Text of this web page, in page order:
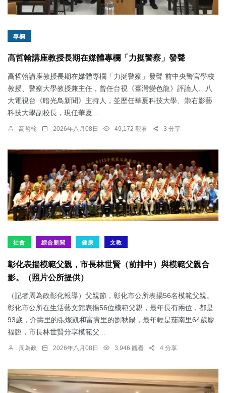
專欄
高哲翰講座教授長期在媒體專欄「力挺警察」發聲
高哲翰講座教授長期在媒體專欄「力挺警察」發聲 前中央警官學校
教授、警察大學教授兼主任，曾任台視《臺灣變色龍》評論人、八
大電視台《暗光鳥新聞》主持人，並歷任華夏科技大學、崇右影藝
科技大學副校長，現任華夏...
高哲翰 2026年八月08日 49,172 觀看 3 分享
社會 綜合新聞 健康 文教
彰化表揚模範父親，市長林世賢（前排中）與模範父親合
影。（照片公所提供）
（記者周為政彰化報導）父親節，彰化市公所表揚56名模範父親。
彰化市公所在生活藝文館表揚56位模範父親，最年長有兩位，都是
93歲，介壽里的張燦凱和富貴里的劉秋陽，最年輕是茄南里64歲廖
福臨，市長林世賢分享模範父...
周為政 2026年八月08日 3,946 觀看 4 分享